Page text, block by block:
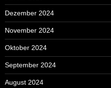
Dezember 2024
November 2024
Oktober 2024
September 2024
August 2024